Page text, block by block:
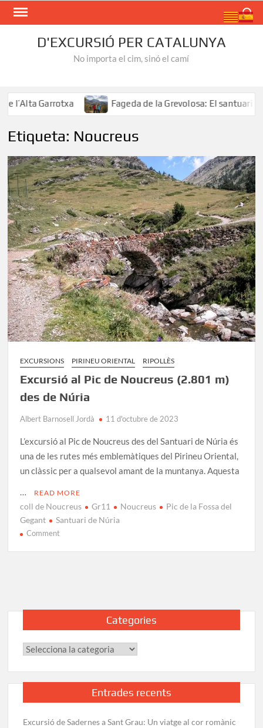
Skip
D'EXCURSIÓ PER CATALUNYA
No importa el cim, sinó el camí
Garrotxa Fageda de la Grevolosa: El santuari dels
Etiqueta: Noucreus
EXCURSIONS PIRINEU ORIENTAL RIPOLLÈS
Excursió al Pic de Noucreus (2.801 m)
des de Núria
Albert Barnosell Jordà 11 d'octubre de 2023
L’excursió al Pic de Noucreus des del Santuari de Núria és
una de les rutes més emblemàtiques del Pirineu Oriental,
un clàssic per a qualsevol amant de la muntanya. Aquesta
…
READ MORE
coll de Noucreus Gr11 Noucreus
Pic de la Fossa del
Gegant
Santuari de Núria
Commenton
(2.801
de
Categories
Categories
Entrades recents
Excursió de Sadernes a Sant Grau: Un viatge al cor romànic